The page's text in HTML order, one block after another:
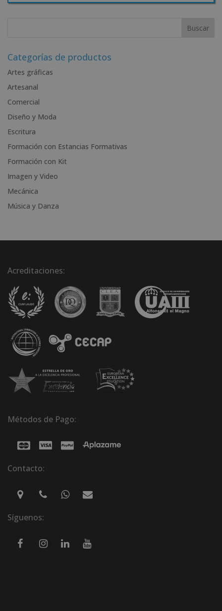
r
a
t
i
e
:
Categorías de productos
Artes gráficas
Artesanal
Comercial
Diseño y Moda
Escritura
Formación con Estancias Formativas
Formación con Kit
Imagen y Video
Mecánica
Música y Danza
Acreditaciones:
Métodos de Pago:
Contacto:
Síguenos: